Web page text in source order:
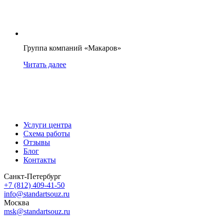
Группа компаний «Макаров»
Читать далее
Услуги центра
Схема работы
Отзывы
Блог
Контакты
Санкт-Петербург
+7 (812) 409-41-50
info@standartsouz.ru
Москва
msk@standartsouz.ru